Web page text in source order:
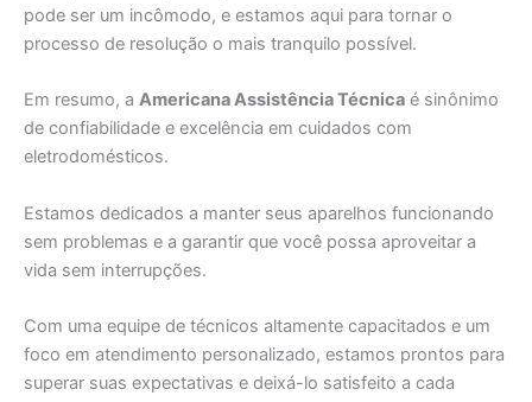
pode ser um incômodo, e estamos aqui para tornar o
processo de resolução o mais tranquilo possível.
Em resumo, a Americana Assistência Técnica é sinônimo
de confiabilidade e excelência em cuidados com
eletrodomésticos.
Estamos dedicados a manter seus aparelhos funcionando
sem problemas e a garantir que você possa aproveitar a
vida sem interrupções.
Com uma equipe de técnicos altamente capacitados e um
foco em atendimento personalizado, estamos prontos para
superar suas expectativas e deixá-lo satisfeito a cada